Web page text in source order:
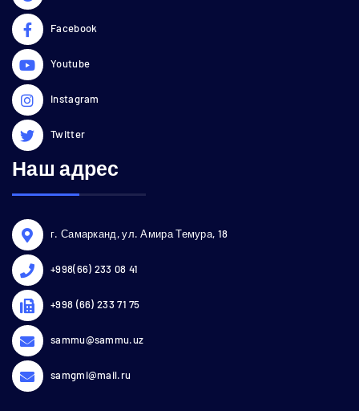
Facebook
Youtube
Instagram
Twitter
Наш адрес
г. Самарканд, ул. Амира Темура, 18
+998(66) 233 08 41
+998 (66) 233 71 75
sammu@sammu.uz
samgmi@mail.ru